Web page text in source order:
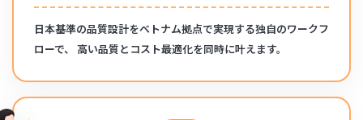
日本基準の品質設計をベトナム拠点で実現する独自のワークフ
ローで、 高い品質とコスト最適化を同時に叶えます。